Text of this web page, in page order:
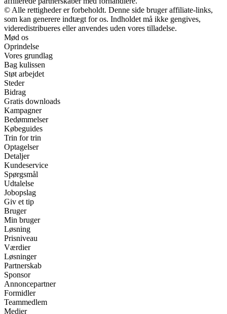
© Alle rettigheder er forbeholdt. Denne side bruger affiliate-links,
som kan generere indtægt for os. Indholdet må ikke gengives,
videredistribueres eller anvendes uden vores tilladelse.
Mød os
Oprindelse
Vores grundlag
Bag kulissen
Støt arbejdet
Steder
Bidrag
Gratis downloads
Kampagner
Bedømmelser
Købeguides
Trin for trin
Optagelser
Detaljer
Kundeservice
Spørgsmål
Udtalelse
Jobopslag
Giv et tip
Bruger
Min bruger
Løsning
Prisniveau
Værdier
Løsninger
Partnerskab
Sponsor
Annoncepartner
Formidler
Teammedlem
Medier